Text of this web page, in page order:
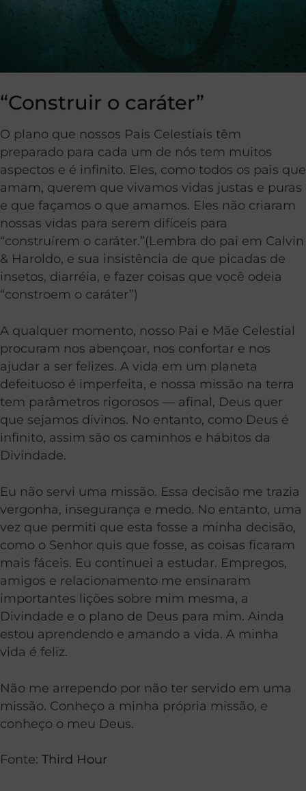
“Construir o caráter”
O plano que nossos Pais Celestiais têm
preparado para cada um de nós tem muitos
aspectos e é infinito. Eles, como todos os pais que
amam, querem que vivamos vidas justas e puras
e que façamos o que amamos. Eles não criaram
nossas vidas para serem difíceis para
“construírem o caráter.”(Lembra do pai em Calvin
& Haroldo, e sua insistência de que picadas de
insetos, diarréia, e fazer coisas que você odeia
“constroem o caráter”)
A qualquer momento, nosso Pai e Mãe Celestial
procuram nos abençoar, nos confortar e nos
ajudar a ser felizes. A vida em um planeta
defeituoso é imperfeita, e nossa missão na terra
tem parâmetros rigorosos — afinal, Deus quer
que sejamos divinos. No entanto, como Deus é
infinito, assim são os caminhos e hábitos da
Divindade.
Eu não servi uma missão. Essa decisão me trazia
vergonha, insegurança e medo. No entanto, uma
vez que permiti que esta fosse a minha decisão,
como o Senhor quis que fosse, as coisas ficaram
mais fáceis. Eu continuei a estudar. Empregos,
amigos e relacionamento me ensinaram
importantes lições sobre mim mesma, a
Divindade e o plano de Deus para mim. Ainda
estou aprendendo e amando a vida. A minha
vida é feliz.
Não me arrependo por não ter servido em uma
missão. Conheço a minha própria missão, e
conheço o meu Deus.
Fonte: Third Hour